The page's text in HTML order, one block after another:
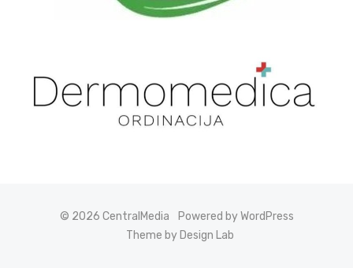
© 2026 CentralMedia
Powered by WordPress
Theme by Design Lab